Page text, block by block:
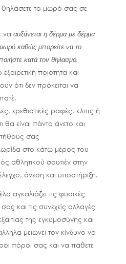
θηλάσετε το μωρό σας σε
να αυξάνεται η δέρμα με δέρμα
καθώς μπορείτε να το
κατά τον θηλασμό.
ποιότητα και
ότι δεν πρόκειται να
ερεθιστικές ραφές, κλιπς ή
θα είναι πάντα άνετο και
σας
στο κάτω μέρος του
αθλητικού σουτιέν στην
άνεση και υποστήριξη.
αγκαλιάζει τις φυσικές
και τις συνεχείς αλλαγές
της εγκυμοσύνης και
μειώνει τον κίνδυνο να
πόροι σας και να πάθετε